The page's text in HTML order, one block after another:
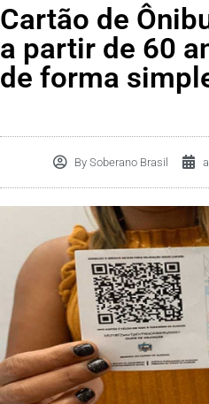
Cartão de
a partir de 60
de forma
BySoberano Brasil